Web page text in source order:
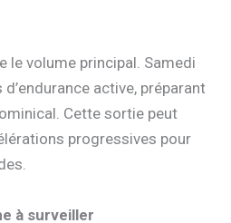
le volume principal. Samedi
active, préparant
Cette sortie peut
progressives pour
à surveiller